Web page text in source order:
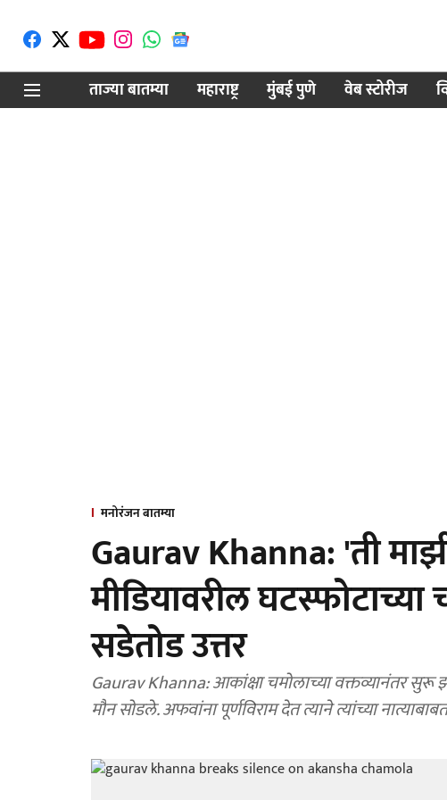
ताज्या बातम्या
महाराष्ट्र मुंबई पुणे वेब स्टोरीज
मनोरंजन बातम्या
Gaurav Khanna: 'ती
मीडियावरील घटस्फोटाच्या
सडेतोड उत्तर
Gaurav Khanna: आकांक्षा चमोलाच्या वक्तव्यानंतर सुरू
मौन सोडले. अफवांना पूर्णविराम देत त्याने त्यांच्या